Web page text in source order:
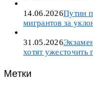
14.06.2026Путин
мигрантов за
31.05.2026
хотят ужесточить
Метки